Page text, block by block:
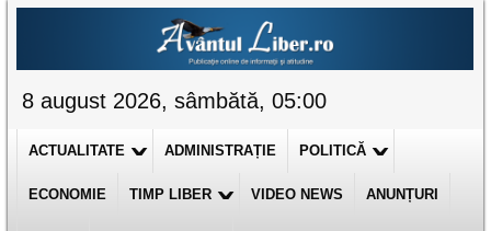
8 august 2026, sâmbătă, 05:00
ACTUALITATE ADMINISTRAȚIE POLITICĂ
ECONOMIE TIMP LIBER VIDEO NEWS ANUNȚURI